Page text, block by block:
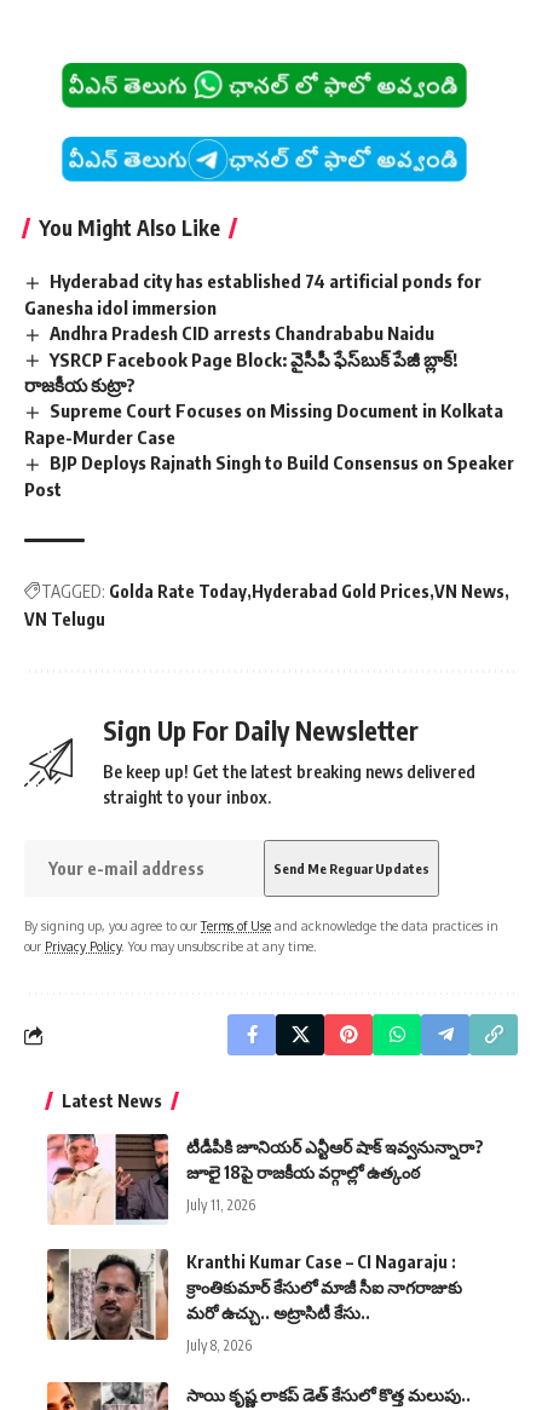
You Might Also Like
Hyderabad city has established 74 artificial ponds for
Ganesha idol immersion
Andhra Pradesh CID arrests Chandrababu Naidu
YSRCP Facebook Page Block: వైసీపీ ఫేస్‌బుక్ పేజీ బ్లాక్!
రాజకీయ కుట్రా?
Supreme Court Focuses on Missing Document in Kolkata
Rape-Murder Case
BJP Deploys Rajnath Singh to Build Consensus on Speaker
Post
TAGGED: Golda Rate Today Hyderabad Gold Prices VN News
VN Telugu
Sign Up For Daily Newsletter
Be keep up! Get the latest breaking news delivered
straight to your inbox.
By signing up, you agree to ourTerms of Use and acknowledge the data practices in
our Privacy Policy. You may unsubscribe at any time.
Latest News
టీడీపీకి జూనియర్ ఎన్టీఆర్ షాక్ ఇవ్వనున్నారా?
జూలై 18పై రాజకీయ వర్గాల్లో ఉత్కంఠ
July 11, 2026
Kranthi Kumar Case – CI Nagaraju :
క్రాంతికుమార్ కేసులో మాజీ సీఐ నాగరాజుకు
మరో ఉచ్చు.. అట్రాసిటీ కేసు..
July 8, 2026
సాయి కృష్ణ లాకప్ డెత్ కేసులో కొత్త మలుపు..